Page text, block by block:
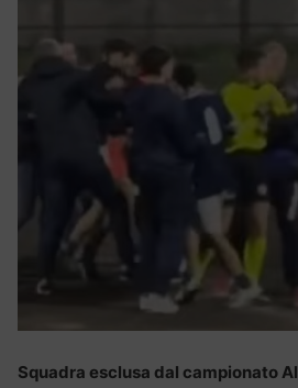
Squadra esclusa dal campionato